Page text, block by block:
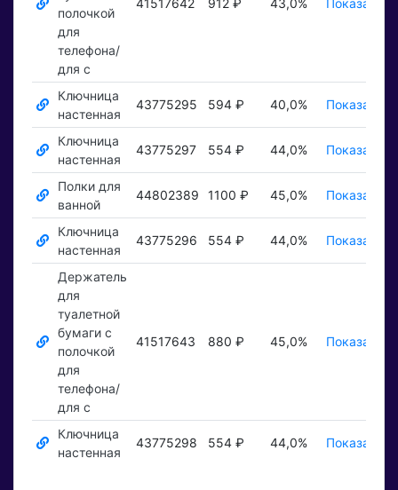
полочкой
для
телефона/
для с
41517642 912 ₽ 43,0% Показать ₽
Ключница
настенная
43775295 594 ₽ 40,0% Показать ₽
Ключница
настенная
43775297 554 ₽ 44,0% Показать ₽
Полки для
ванной
44802389 1100 ₽ 45,0% Показать ₽
Ключница
настенная
43775296 554 ₽ 44,0% Показать ₽
Держатель
для
туалетной
бумаги с
полочкой
для
телефона/
для с
41517643 880 ₽ 45,0% Показать ₽
Ключница
настенная
43775298 554 ₽ 44,0% Показать ₽